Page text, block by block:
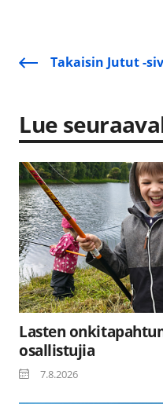
Takaisin Jutut -
Lue
Lasten
osallistujia
7.8.2026